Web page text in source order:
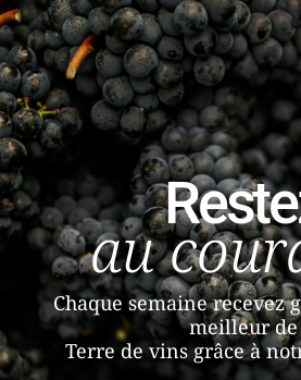
au
Chaque semaine recevez
meilleur de
Terre de vins grâce à